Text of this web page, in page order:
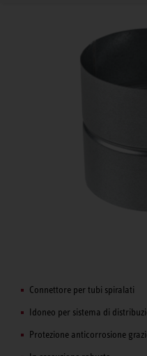
Connettore per tubi spiralati
Idoneo per sistema di
Protezione anticorrosione